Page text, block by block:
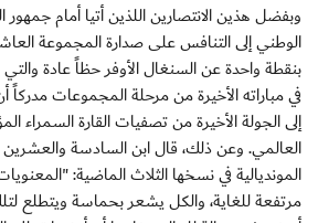
وبفضل هذين الانتصارين اللذين أتيا أمام جمهور
الوطني إلى التنافس على صدارة المجموعة
بنقطة واحدة عن السنغال الأوفر حظاً عادة والتي
في مباراته الأخيرة من مرحلة المجموعات
إلى الجولة الأخيرة من تصفيات القارة السمراء
العالمي. وعن ذلك، قال ابن السادسة
المونديالية في نسخها الثلاث الماضية:
مرتفعة للغاية، والكل يشعر بحماسة ويتطلع